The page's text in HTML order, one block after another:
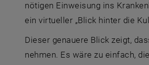
nötigen Einweisung ins
ein virtueller „Blick hinter die
Dieser genauere Blick zeigt,
nehmen. Es wäre zu einfach,